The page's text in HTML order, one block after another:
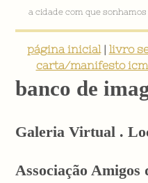
a cidade com que
página inicial| livro
carta/manifesto
banco de
Galeria Virtual .
Associação Amigos